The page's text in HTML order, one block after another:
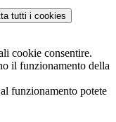
tutti i cookies
cookie consentire.
il funzionamento della
funzionamento potete